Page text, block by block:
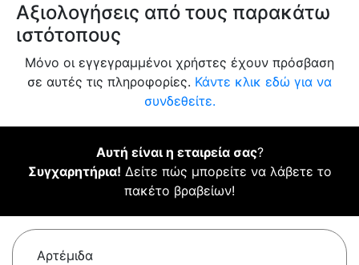
Αξιολογήσεις από τους παρακάτω
ιστότοπους
Μόνο οι εγγεγραμμένοι χρήστες έχουν πρόσβαση
σε αυτές τις πληροφορίες. Κάντε κλικ εδώ για να
συνδεθείτε.
Αυτή είναι η εταιρεία σας?
Συγχαρητήρια! Δείτε πώς μπορείτε να λάβετε το
πακέτο βραβείων!
Αρτέμιδα